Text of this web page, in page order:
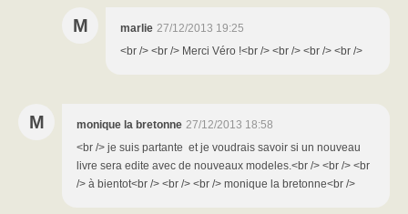
M marlie 27/12/2013 19:25
<br /> <br /> Merci Véro !<br /> <br /> <br /> <br />
M monique la bretonne 27/12/2013 18:58
<br /> je suis partante et je voudrais savoir si un nouveau
livre sera edite avec de nouveaux modeles.<br /> <br /> <br
/> à bientot<br /> <br /> <br /> monique la bretonne<br />